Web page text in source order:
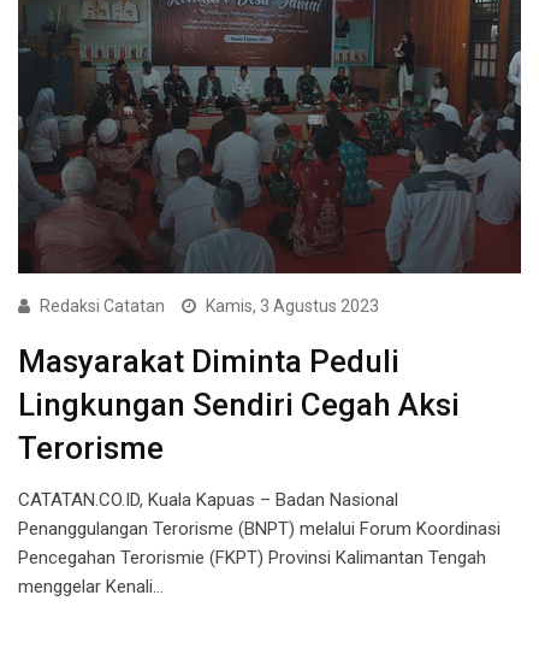
Redaksi Catatan Kamis, 3 Agustus 2023
Masyarakat Diminta Peduli
Lingkungan Sendiri Cegah Aksi
Terorisme
CATATAN.CO.ID, Kuala Kapuas – Badan Nasional
Penanggulangan Terorisme (BNPT) melalui Forum Koordinasi
Pencegahan Terorismie (FKPT) Provinsi Kalimantan Tengah
menggelar Kenali…